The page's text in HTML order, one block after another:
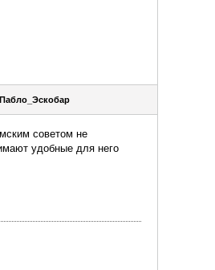
Пабло_Эскобар
советом не
удобные для него